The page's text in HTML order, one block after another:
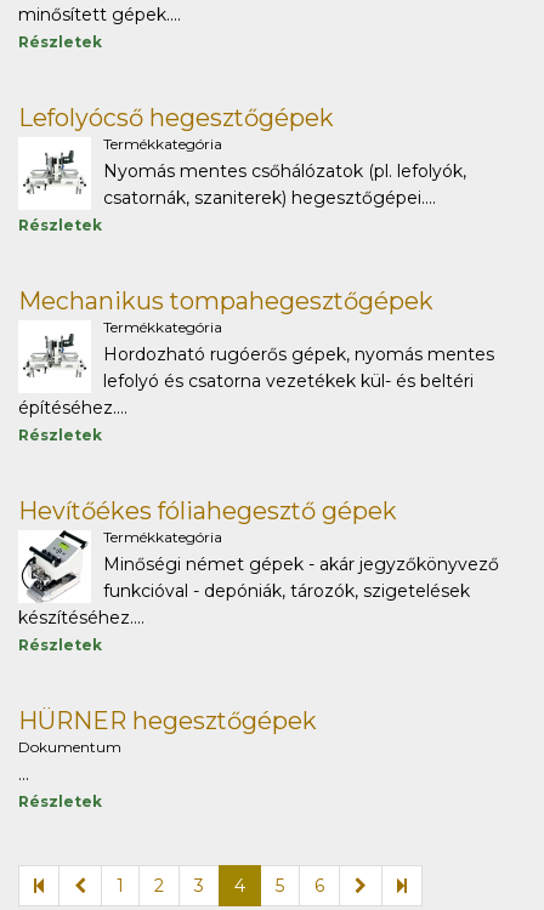
minősített gépek....
Részletek
Lefolyócső hegesztőgépek
Termékkategória
Nyomás mentes csőhálózatok (pl. lefolyók,
csatornák, szaniterek) hegesztőgépei....
Részletek
Mechanikus tompahegesztőgépek
Termékkategória
Hordozható rugóerős gépek, nyomás mentes
lefolyó és csatorna vezetékek kül- és beltéri
építéséhez....
Részletek
Hevítőékes fóliahegesztő gépek
Termékkategória
Minőségi német gépek - akár jegyzőkönyvező
funkcióval - depóniák, tározók, szigetelések
készítéséhez....
Részletek
HÜRNER hegesztőgépek
Dokumentum
...
Részletek
1 2 3 4 5 6